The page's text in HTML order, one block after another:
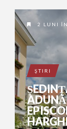
2 LUNI
ŞTIRI